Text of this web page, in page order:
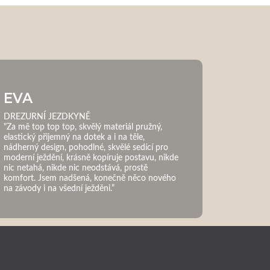
EVA
DREZURNÍ JEZDKYNĚ
"Za mě top top top, skvělý materiál pružný,
elastický přijemný na dotek a i na těle,
nádherný design, pohodlné, skvělé sedící pro
moderní ježdění, krásně kopíruje postavu, nikde
nic netahá, nikde nic neodstává, prostě
komfort. Jsem nadšená, konečně něco nového
na závody i na všední ježděni.”